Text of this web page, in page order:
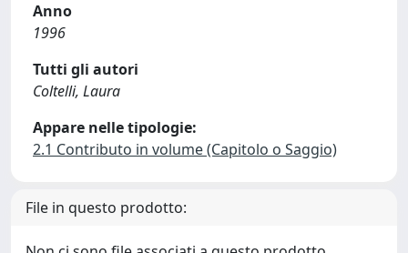
Anno
1996
Tutti gli autori
Coltelli, Laura
Appare nelle tipologie:
2.1 Contributo in volume (Capitolo o Saggio)
File in questo prodotto: